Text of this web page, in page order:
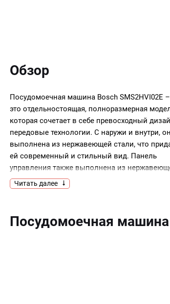
Обзор
Посудомоечная машина Bosch SMS2HVI02E –
это отдельностоящая, полноразмерная
которая сочетает в себе превосходный
передовые технологии. С наружи и внутри,
выполнена из нержавеющей стали, что
ей современный и стильный вид. Панель
управления также выполнена из
стали, что обеспечивает ей долговечность и
простоту в уходе. Устройство оснащено
который обеспечивает тихую и эффективную
работу. Машина способна обслуживать до 14
Читать далее
Посудомоечная